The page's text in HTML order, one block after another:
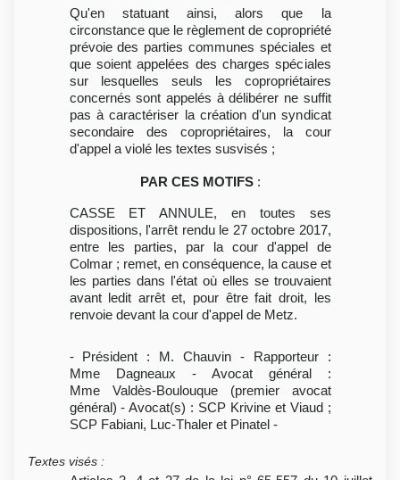
Qu'en statuant ainsi, alors que la
circonstance que le règlement de copropriété
prévoie des parties communes spéciales et
que soient appelées des charges spéciales
sur lesquelles seuls les copropriétaires
concernés sont appelés à délibérer ne suffit
pas à caractériser la création d'un syndicat
secondaire des copropriétaires, la cour
d'appel a violé les textes susvisés ;
PAR CES MOTIFS:
CASSE ET ANNULE, en toutes ses
dispositions, l'arrêt rendu le 27 octobre 2017,
entre les parties, par la cour d'appel de
Colmar ; remet, en conséquence, la cause et
les parties dans l'état où elles se trouvaient
avant ledit arrêt et, pour être fait droit, les
renvoie devant la cour d'appel de Metz.
- Président : M. Chauvin - Rapporteur :
Mme Dagneaux - Avocat général :
Mme Valdès-Boulouque (premier avocat
général) - Avocat(s) : SCP Krivine et Viaud ;
SCP Fabiani, Luc-Thaler et Pinatel -
Textes visés :